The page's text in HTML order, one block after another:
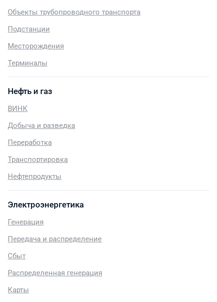
Объекты трубопроводного транспорта
Подстанции
Месторождения
Терминалы
Нефть и газ
ВИНК
Добыча и разведка
Переработка
Транспортировка
Нефтепродукты
Электроэнергетика
Генерация
Передача и распределение
Сбыт
Распределенная генерация
Карты